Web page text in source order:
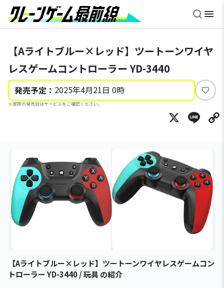
【Aライトブルー×レッド】ツートーンワイヤ
レスゲームコントローラー YD-3440
発売予定： 2025年4月21日 0時
※実際の発売日はサービスをご確認ください。
い
ね
X
【Aライトブルー×レッド】ツートーンワイヤレスゲームコン
トローラー YD-3440 / 玩具 の紹介